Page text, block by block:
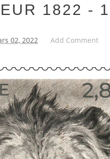
1822 -
02, 2022 Add Comment